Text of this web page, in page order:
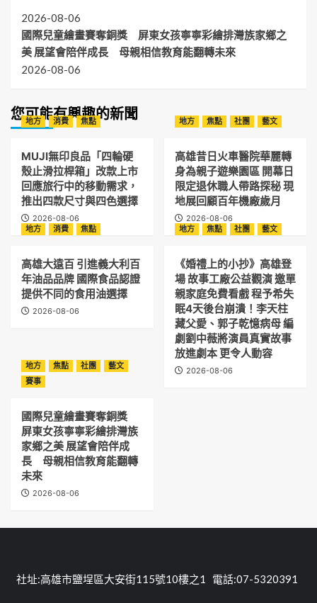
2026-08-06
國際兒童繪畫賽奪銅獎 屏東女孩寧寧彩繪排灣族家鄉之
美 展望會陪伴成長 母親相信教育能翻轉未來
2026-08-06
您可能有興趣的新聞
地方 消費 焦點
MUJI無印良品「四輪硬
殼止滑拉桿箱」改款上市
回應旅行中的移動需求，
推出四款尺寸與四色選擇
2026-08-06
地方 焦點 社團 藝文
高雄昔日火車醫院華麗轉
身為親子遊樂園區 開幕日
限定退休職人帶路探秘 現
地展回顧百年機廠歲月
2026-08-06
地方
消費 焦點
高雄大遠百 引進義大利百
年油品品牌 國際食品認證
提供不同的食用油選擇
2026-08-06
地方 焦點 社團 藝文
《婚禮上的小抄》高雄登
場 故事工廠公益觀演 邀單
親家庭免費看戲 程予希失
眠4天後台崩潰！李天柱
藏父愛、郭子乾憶病母 編
劇劉中薇將演員真實故事
放進劇本 更令人動容
2026-08-06
地方 焦點 社團
藝文
賽事
國際兒童繪畫賽奪銅獎
屏東女孩寧寧彩繪排灣族
家鄉之美 展望會陪伴成
長 母親相信教育能翻轉
未來
2026-08-06
社址:高雄市鹽埕區大安街115號10樓之1 電話:07-5320391